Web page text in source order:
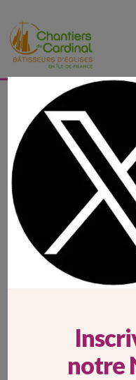
Chantiers
Cardinal
Faire connaître
ICONE
notre